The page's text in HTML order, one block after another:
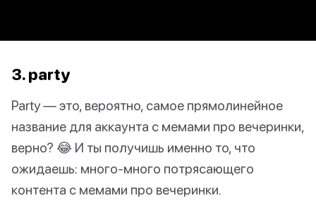
3. party
Party — это, вероятно, самое прямолинейное
название для аккаунта с мемами про вечеринки,
верно? 😂 И ты получишь именно то, что
ожидаешь: много-много потрясающего
контента с мемами про вечеринки.